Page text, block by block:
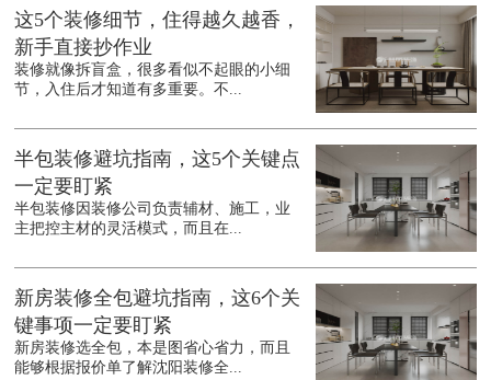
这5个装修细节，住得越久越香，
新手直接抄作业
装修就像拆盲盒，很多看似不起眼的小细
节，入住后才知道有多重要。不...
半包装修避坑指南，这5个关键点
一定要盯紧
半包装修因装修公司负责辅材、施工，业
主把控主材的灵活模式，而且在...
新房装修全包避坑指南，这6个关
键事项一定要盯紧
新房装修选全包，本是图省心省力，而且
能够根据报价单了解沈阳装修全...